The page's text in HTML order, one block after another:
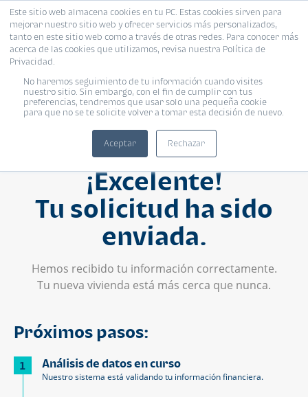
Este sitio web almacena cookies en tu PC. Estas cookies sirven para
mejorar nuestro sitio web y ofrecer servicios más personalizados,
tanto en este sitio web como a través de otras redes. Para conocer más
acerca de las cookies que utilizamos, revisa nuestra Política de
Privacidad.
No haremos seguimiento de tu información cuando visites
nuestro sitio. Sin embargo, con el fin de cumplir con tus
preferencias, tendremos que usar solo una pequeña cookie
para que no se te solicite volver a tomar esta decisión de nuevo.
Aceptar Rechazar
¡Excelente!
Tu solicitud ha sido
enviada.
Hemos recibido tu información correctamente.
Tu nueva vivienda está más cerca que nunca.
Próximos pasos:
1 Análisis de datos en curso
Nuestro sistema está validando tu información financiera.